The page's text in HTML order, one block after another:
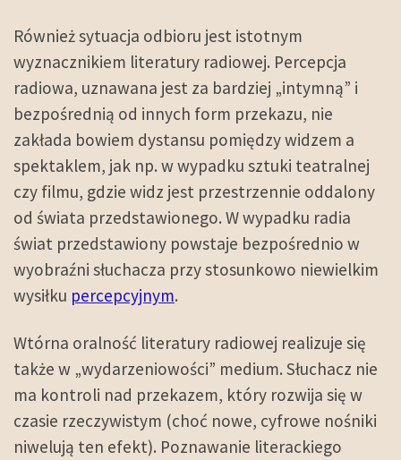
Również sytuacja odbioru jest istotnym
wyznacznikiem literatury radiowej. Percepcja
radiowa, uznawana jest za bardziej „intymną” i
bezpośrednią od innych form przekazu, nie
zakłada bowiem dystansu pomiędzy widzem a
spektaklem, jak np. w wypadku sztuki teatralnej
czy filmu, gdzie widz jest przestrzennie oddalony
od świata przedstawionego. W wypadku radia
świat przedstawiony powstaje bezpośrednio w
wyobraźni słuchacza przy stosunkowo niewielkim
wysiłku percepcyjnym.
Wtórna oralność literatury radiowej realizuje się
także w „wydarzeniowości” medium. Słuchacz nie
ma kontroli nad przekazem, który rozwija się w
czasie rzeczywistym (choć nowe, cyfrowe nośniki
niwelują ten efekt). Poznawanie literackiego